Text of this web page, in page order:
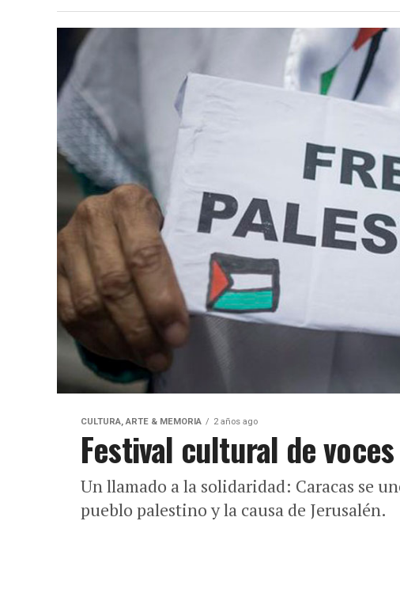
CULTURA, ARTE & MEMORIA 2 años ago
Festival cultural de
Un llamado a la solidaridad: Caracas se
pueblo palestino y la causa de Jerusalén.